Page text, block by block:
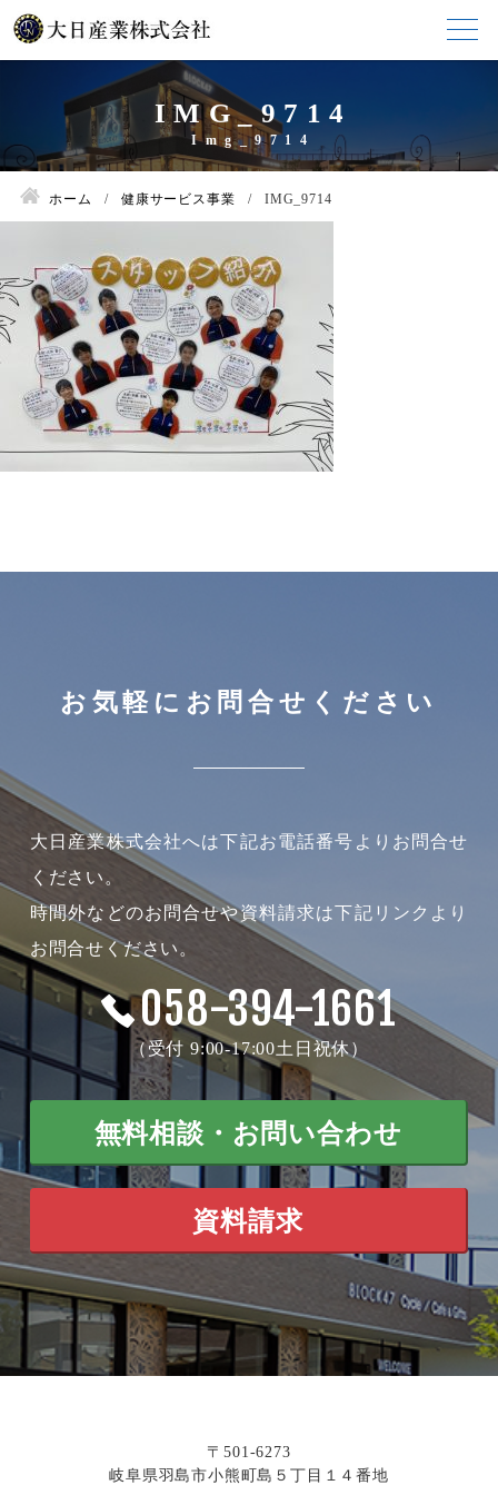
IMG_9714
ホーム 健康サービス事業 IMG_9714
お気軽にお問合せください
大日産業株式会社へは下記お電話番号よりお問合せ
ください。
時間外などのお問合せや資料請求は下記リンクより
お問合せください。
058-394-1661
（受付 9:00-17:00土日祝休）
無料相談・お問い合わせ
資料請求
〒501-6273
岐阜県羽島市小熊町島５丁目１４番地